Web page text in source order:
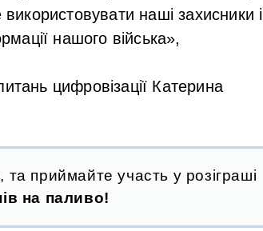
наші захисники і
нашого війська»,
цифровізації Катерина
, та приймайте участь у розіграші
на паливо!